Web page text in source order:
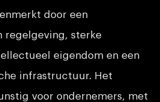
door een
regelgeving, sterke
eigendom en een
infrastructuur. Het
voor ondernemers, met